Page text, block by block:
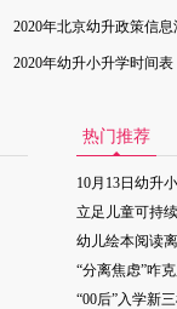
2020年北京幼升政策信息
2020年幼升小升学时间表
热门推荐
10月13日幼升
立足儿童可持
幼儿绘本阅读
“分离焦虑”咋
“00后”入学新